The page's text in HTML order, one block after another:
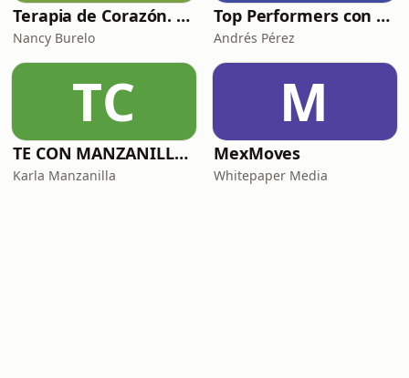
Terapia de Corazón. Salud mental y más.
Nancy Burelo
Top Performers con Andrés Pérez
Andrés Pérez
TC
TE CON MANZANILLA. Para sanar tu relación con la comida, el cuerpo y el alma.
Karla Manzanilla
M
MexMoves
Whitepaper Media